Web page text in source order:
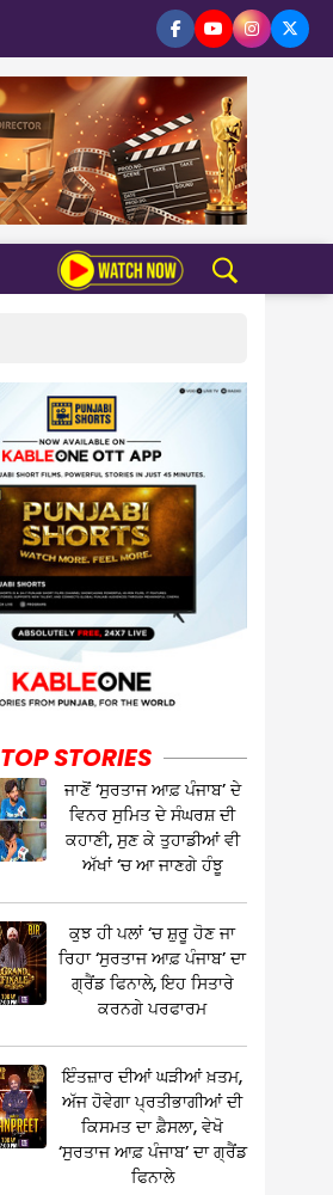
TOP STORIES
ਜਾਣੋਂ ‘ਸੁਰਤਾਜ ਆਫ਼ ਪੰਜਾਬ’ ਦੇ
ਵਿਨਰ ਸੁਮਿਤ ਦੇ ਸੰਘਰਸ਼ ਦੀ
ਕਹਾਣੀ, ਸੁਣ ਕੇ ਤੁਹਾਡੀਆਂ ਵੀ
ਅੱਖਾਂ ‘ਚ ਆ ਜਾਣਗੇ ਹੰਝੂ
ਕੁਝ ਹੀ ਪਲਾਂ ‘ਚ ਸ਼ੁਰੂ ਹੋਣ ਜਾ
ਰਿਹਾ ‘ਸੁਰਤਾਜ ਆਫ਼ ਪੰਜਾਬ’ ਦਾ
ਗ੍ਰੈਂਡ ਫਿਨਾਲੇ, ਇਹ ਸਿਤਾਰੇ
ਕਰਨਗੇ ਪਰਫਾਰਮ
ਇੰਤਜ਼ਾਰ ਦੀਆਂ ਘੜੀਆਂ ਖ਼ਤਮ,
ਅੱਜ ਹੋਵੇਗਾ ਪ੍ਰਤੀਭਾਗੀਆਂ ਦੀ
ਕਿਸਮਤ ਦਾ ਫ਼ੈਸਲਾ, ਵੇਖੋ
‘ਸੁਰਤਾਜ ਆਫ਼ ਪੰਜਾਬ’ ਦਾ ਗ੍ਰੈਂਡ
ਫਿਨਾਲੇ